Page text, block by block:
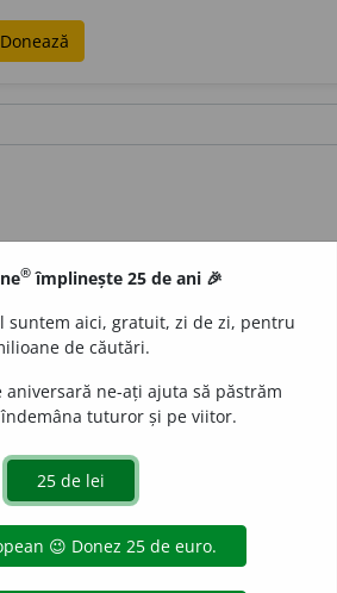
Donează
(mic).2.S. n. Germen, embrion;
® împlinește 25 de ani 🎉
suntem aici, gratuit, zi de zi, pentru
de căutări.
aniversară ne-ați ajuta să păstrăm
tuturor și pe viitor.